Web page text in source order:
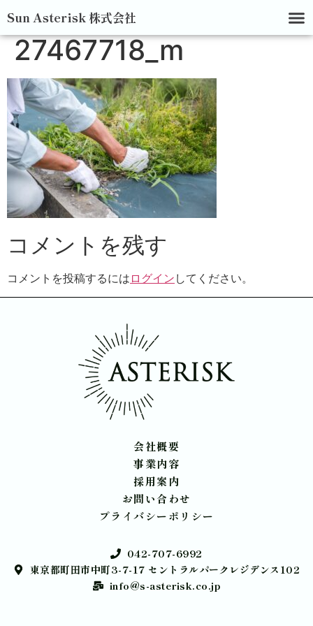
Sun Asterisk 株式会社
27467718_m
コメントを残す
コメントを投稿するには ログイン してください。
会社概要
事業内容
採用案内
お問い合わせ
プライバシーポリシー
042-707-6992
東京都町田市中町3-7-17 セントラルパークレジデンス102
info@s-asterisk.co.jp